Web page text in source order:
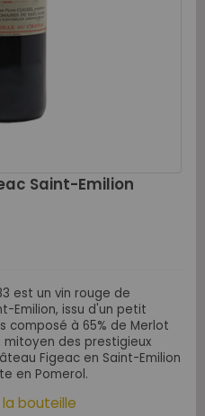
Saint-Emilion
est un vin rouge de
Emilion, issu d'un petit
composé à 65% de Merlot
mitoyen des prestigieux
Figeac en Saint-Emilion
en Pomerol.
bouteille